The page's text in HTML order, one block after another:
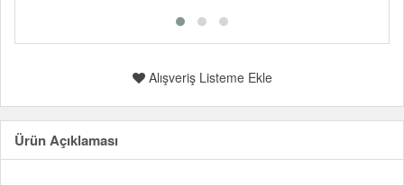
Alışveriş Listeme Ekle
Ürün Açıklaması